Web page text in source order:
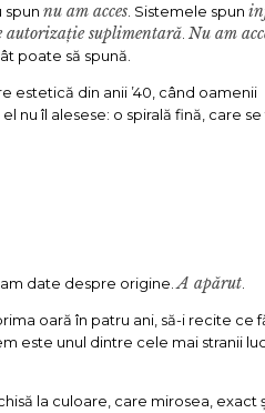
spun nu am acces . Sistemele spun
autorizație suplimentară Nu am
poate să spună.
estetică din anii ’40, când oamenii
nu îl alesese: o spirală fină, care se
date despre origine. A apărut
oară în patru ani, să-i recite ce
este unul dintre cele mai stranii
la culoare, care mirosea, exact